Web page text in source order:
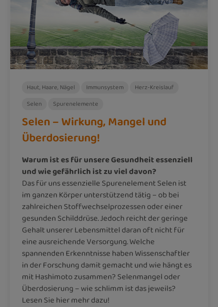
Haut, Haare, Nägel Immunsystem
Herz-Kreislauf
Selen
Spurenelemente
Selen – Wirkung, Mangel und
Überdosierung!
Warum ist es für unsere Gesundheit essenziell
und wie gefährlich ist zu viel davon?
Das für uns essenzielle Spurenelement Selen ist
im ganzen Körper unterstützend tätig – ob bei
zahlreichen Stoffwechselprozessen oder einer
gesunden Schilddrüse. Jedoch reicht der geringe
Gehalt unserer Lebensmittel daran oft nicht für
eine ausreichende Versorgung. Welche
spannenden Erkenntnisse haben Wissenschaftler
in der Forschung damit gemacht und wie hängt es
mit Hashimoto zusammen? Selenmangel oder
Überdosierung – wie schlimm ist das jeweils?
Lesen Sie hier mehr dazu!